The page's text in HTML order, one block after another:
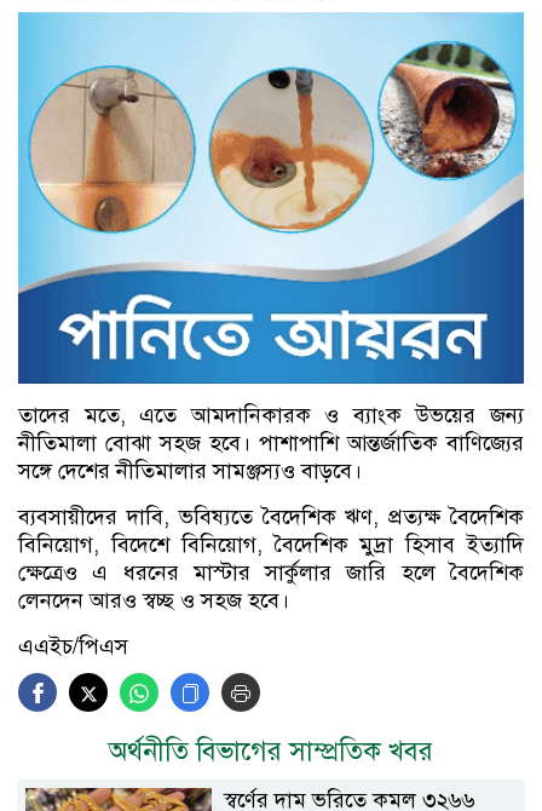
তাদের মতে, এতে আমদানিকারক ও ব্যাংক উভয়ের জন্য
নীতিমালা বোঝা সহজ হবে। পাশাপাশি আন্তর্জাতিক বাণিজ্যের
সঙ্গে দেশের নীতিমালার সামঞ্জস্যও বাড়বে।
ব্যবসায়ীদের দাবি, ভবিষ্যতে বৈদেশিক ঋণ, প্রত্যক্ষ বৈদেশিক
বিনিয়োগ, বিদেশে বিনিয়োগ, বৈদেশিক মুদ্রা হিসাব ইত্যাদি
ক্ষেত্রেও এ ধরনের মাস্টার সার্কুলার জারি হলে বৈদেশিক
লেনদেন আরও স্বচ্ছ ও সহজ হবে।
এএইচ/পিএস
অর্থনীতি বিভাগের সাম্প্রতিক খবর
স্বর্ণের দাম ভরিতে কমল ৩২৬৬